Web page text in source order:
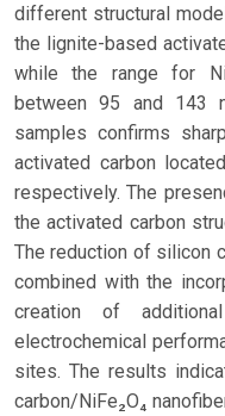
different structural
the lignite-based
while the range for
between 95 and 143
samples confirms
activated carbon
respectively. The
the activated carbon
The reduction of silicon
combined with the
creation of
electrochemical
sites. The results
carbon/NiFe₂O₄